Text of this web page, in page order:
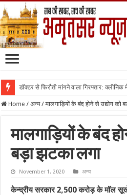
डॉक्टर से फिरौती मांगने वाला गिरफ्तार:
Home / अन्य / मालगाड़ियों के बंद होने से उद्योग को
मालगाड़ियों के बंद
बड़ा झटका लगा
November 1, 2020 अन्य
केन्द्रीय सरकार 2,500 करोड़ के मॉल